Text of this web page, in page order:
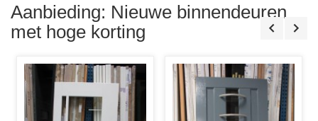
in
Lood
D6
Aanbieding: Nieuwe binnendeuren
met hoge korting